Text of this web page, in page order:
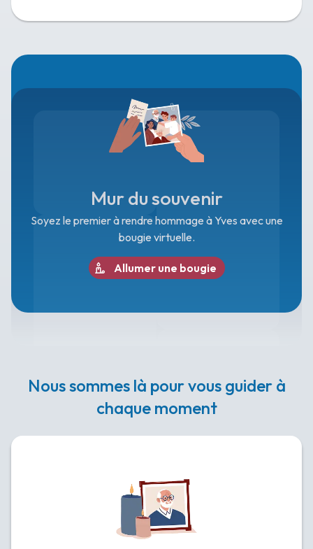
Mur du souvenir
Soyez le premier à rendre hommage à Yves avec une
bougie virtuelle.
Allumer une bougie
Nous sommes là pour vous guider à
chaque moment